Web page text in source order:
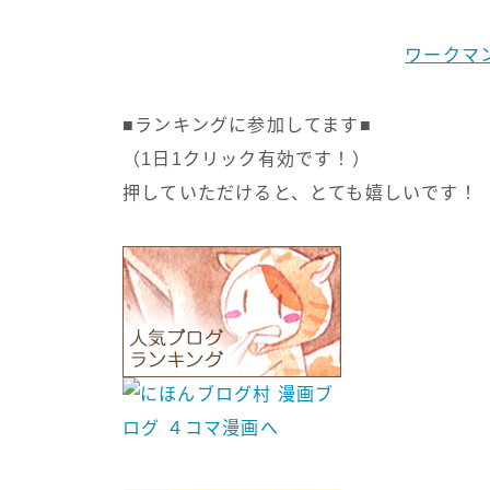
ワークマ
■ランキングに参加してます■
（1日1クリック有効です！）
押していただけると、とても嬉しいです！